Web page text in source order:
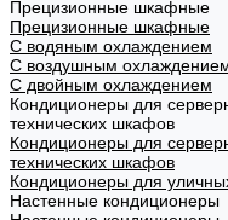
Прецизионные шкафные
Прецизионные шкафные
С водяным охлаждением
С воздушным
С двойным охлаждением
Кондиционеры для
технических шкафов
Кондиционеры для
технических шкафов
Кондиционеры для
Настенные кондиционеры